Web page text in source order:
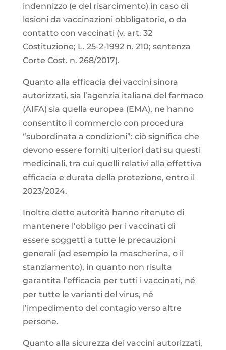
indennizzo (e del risarcimento) in caso di
lesioni da vaccinazioni obbligatorie, o da
contatto con vaccinati (v. art. 32
Costituzione; L. 25-2-1992 n. 210; sentenza
Corte Cost. n. 268/2017).
Quanto alla efficacia dei vaccini sinora
autorizzati, sia l’agenzia italiana del farmaco
(AIFA) sia quella europea (EMA), ne hanno
consentito il commercio con procedura
“subordinata a condizioni”: ciò significa che
devono essere forniti ulteriori dati su questi
medicinali, tra cui quelli relativi alla effettiva
efficacia e durata della protezione, entro il
2023/2024.
Inoltre dette autorità hanno ritenuto di
mantenere l’obbligo per i vaccinati di
essere soggetti a tutte le precauzioni
generali (ad esempio la mascherina, o il
stanziamento), in quanto non risulta
garantita l’efficacia per tutti i vaccinati, né
per tutte le varianti del virus, né
l’impedimento del contagio verso altre
persone.
Quanto alla sicurezza dei vaccini autorizzati,